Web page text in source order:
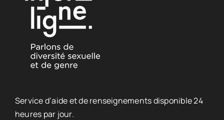
Service d’aide et de renseignements disponible 24
heures par jour.